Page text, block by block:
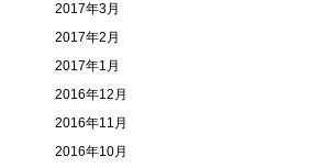
2017年3月
2017年2月
2017年1月
2016年12月
2016年11月
2016年10月